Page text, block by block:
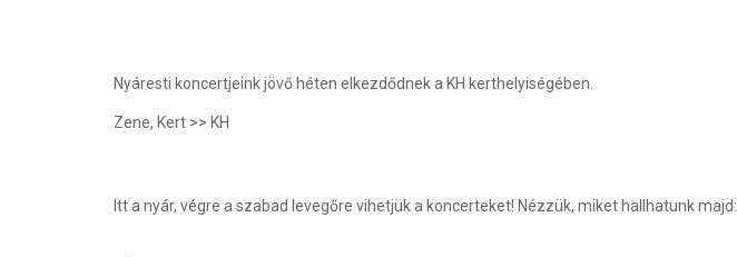
Nyáresti koncertjeink jövő héten elkezdődnek a KH kerthelyiségében.
Zene, Kert >> KH
Itt a nyár, végre a szabad levegőre vihetjük a koncerteket! Nézzük, miket hallhatunk majd: